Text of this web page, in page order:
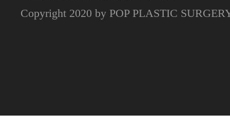
Copyright 2020 by POP PLASTIC